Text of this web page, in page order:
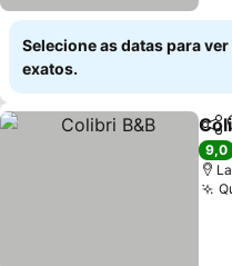
Selecione as datas para
exatos.
9,0